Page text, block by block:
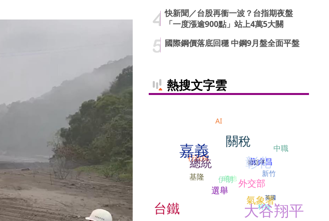
快新聞／台股再衝一波？台指期夜盤
「一度漲逾900點」站上4萬5大關
國際鋼價落底回穩 中鋼9月盤全面平盤
熱搜文字雲
科技
台鐵
蘇貞昌
其他
新竹
外交部
行政院
嘉義
大谷翔平
習近平
伊朗
彰化
總統
中職
選舉
英國
AI
關稅
氣象署
基隆